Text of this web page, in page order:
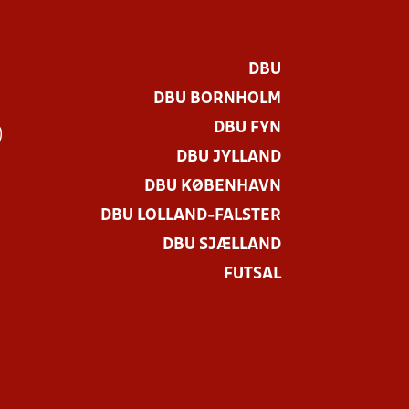
DBU
DBU BORNHOLM
DBU FYN
DBU JYLLAND
DBU KØBENHAVN
DBU LOLLAND-FALSTER
DBU SJÆLLAND
FUTSAL